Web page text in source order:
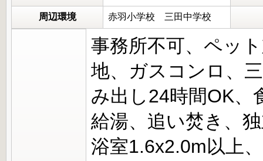
周辺環境 赤羽小学校 三田中学校
事務所不可、ペッ
地、ガスコンロ、
み出し24時間OK、
給湯、追い焚き、
浴室1.6x2.0m以上